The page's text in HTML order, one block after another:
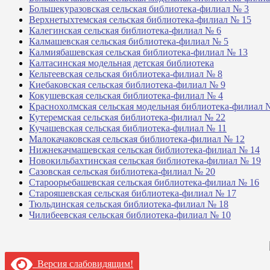
Большекуразовская сельская библиотека-филиал № 3
Верхнетыхтемская сельская библиотека-филиал № 15
Калегинская сельская библиотека-филиал № 6
Калмашевская сельская библиотека-филиал № 5
Калмиябашевская сельская библиотека-филиал № 13
Калтасинская модельная детская библиотека
Кельтеевская сельская библиотека-филиал № 8
Киебаковская сельская библиотека-филиал № 9
Кокушевская сельская библиотека-филиал № 4
Краснохолмская сельская модельная библиотека-филиал
Кутеремская сельская библиотека-филиал № 22
Кучашевская сельская библиотека-филиал № 11
Малокачаковская сельская библиотека-филиал № 12
Нижнекачмашевская сельская библиотека-филиал № 14
Новокильбахтинская сельская библиотека-филиал № 19
Сазовская сельская библиотека-филиал № 20
Староорьебашевская сельская библиотека-филиал № 16
Старояшевская сельская библиотека-филиал № 17
Тюльдинская сельская библиотека-филиал № 18
Чилибеевская сельская библиотека-филиал № 10
Версия слабовидящим!